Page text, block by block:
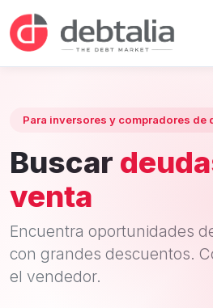
Para inversores y compradores de
Buscar
venta
Encuentra oportunidades
con grandes descuentos.
el vendedor.